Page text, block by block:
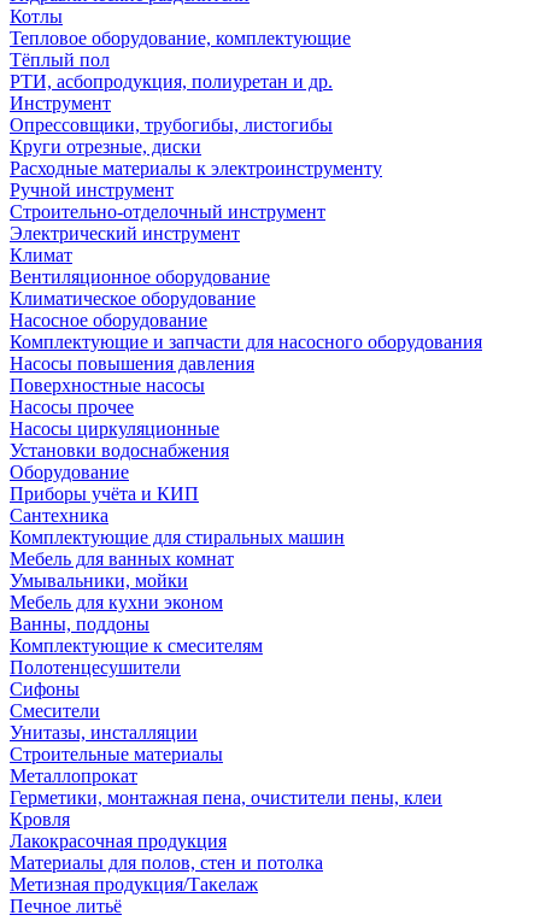
Котлы
Тепловое оборудование, комплектующие
Тёплый пол
РТИ, асбопродукция, полиуретан и др.
Инструмент
Опрессовщики, трубогибы, листогибы
Круги отрезные, диски
Расходные материалы к электроинструменту
Ручной инструмент
Строительно-отделочный инструмент
Электрический инструмент
Климат
Вентиляционное оборудование
Климатическое оборудование
Насосное оборудование
Комплектующие и запчасти для насосного оборудования
Насосы повышения давления
Поверхностные насосы
Насосы прочее
Насосы циркуляционные
Установки водоснабжения
Оборудование
Приборы учёта и КИП
Сантехника
Комплектующие для стиральных машин
Мебель для ванных комнат
Умывальники, мойки
Мебель для кухни эконом
Ванны, поддоны
Комплектующие к смесителям
Полотенцесушители
Сифоны
Смесители
Унитазы, инсталляции
Строительные материалы
Металлопрокат
Герметики, монтажная пена, очистители пены, клеи
Кровля
Лакокрасочная продукция
Материалы для полов, стен и потолка
Метизная продукция/Такелаж
Печное литьё